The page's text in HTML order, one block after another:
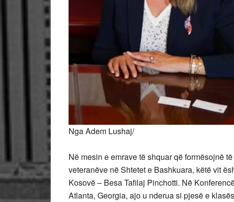
Nga Adem Lushaj/
Në mesin e emrave të shquar që formësojnë
veteranëve në Shtetet e Bashkuara, këtë vit
Kosovë – Besa Tafilaj Pinchotti. Në
Atlanta, Georgia, ajo u nderua si pjesë e